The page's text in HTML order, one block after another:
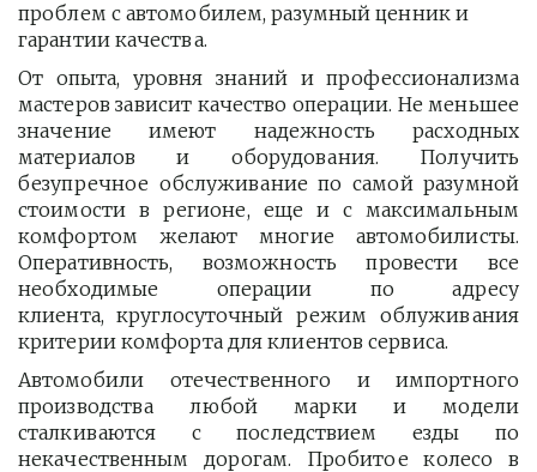
проблем с автомобилем, разумный ценник и
гарантии качества.
От опыта, уровня знаний и профессионализма
мастеров зависит качество операции. Не меньшее
значение имеют надежность расходных
материалов и оборудования. Получить
безупречное обслуживание по самой разумной
стоимости в регионе, еще и с максимальным
комфортом желают многие автомобилисты.
Оперативность, возможность провести все
необходимые операции по адресу
клиента, круглосуточный режим облуживания
критерии комфорта для клиентов сервиса.
Автомобили отечественного и импортного
производства любой марки и модели
сталкиваются с последствием езды по
некачественным дорогам. Пробитое колесо в